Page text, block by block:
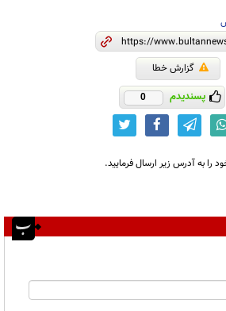
گزارش خطا
پسندیدم 0
را به آدرس زیر ارسال فرمایید.